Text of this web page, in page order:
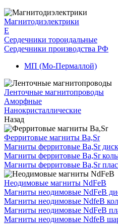
Магнитодиэлектрики
E
Сердечники тороидальные
Сердечники производства РФ
МП (Мо-Пермаллой)
Ленточные магнитопроводы
Аморфные
Нанокристаллические
Назад
Ферритовые магниты Ba,Sr
Магниты ферритовые Ba,Sr
Магниты ферритовые Ba,Sr
Магниты ферритовые Ba,Sr
Неодимовые магниты NdFeB
Магниты неодимовые NdFeB
Магниты неодимовые NdfeB
Магниты неодимовые NdFeB
Магниты неодимовые NdfeB